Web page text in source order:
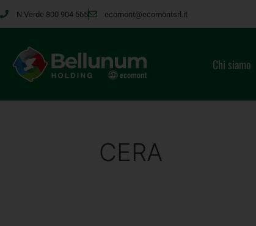
N.Verde 800 904 565 ecomont@ecomontsrl.it
Chi siamo
CERA